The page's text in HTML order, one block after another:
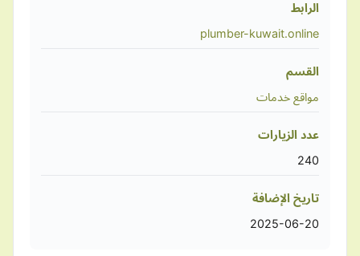
الرابط
plumber-kuwait.online
القسم
مواقع خدمات
عدد الزيارات
240
تاريخ الإضافة
2025-06-20